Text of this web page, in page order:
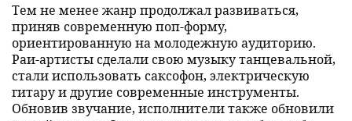
Тем не менее жанр продолжал развиваться,
приняв современную поп-форму,
ориентированную на молодежную аудиторию.
Раи-артисты сделали свою музыку танцевальной,
стали использовать саксофон, электрическую
гитару и другие современные инструменты.
Обновив звучание, исполнители также обновили